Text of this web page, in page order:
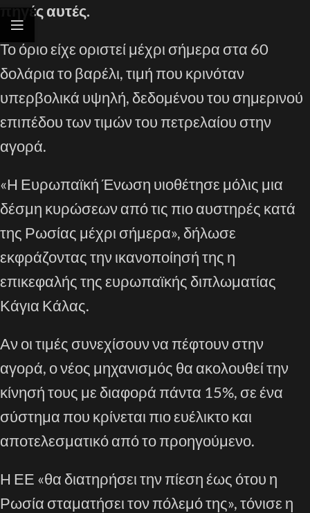
πηγές αυτές.
Το όριο είχε οριστεί μέχρι σήμερα στα 60
δολάρια το βαρέλι, τιμή που κρινόταν
υπερβολικά υψηλή, δεδομένου του σημερινού
επιπέδου των τιμών του πετρελαίου στην
αγορά.
«Η Ευρωπαϊκή Ένωση υιοθέτησε μόλις μια
δέσμη κυρώσεων από τις πιο αυστηρές κατά
της Ρωσίας μέχρι σήμερα», δήλωσε
εκφράζοντας την ικανοποίησή της η
επικεφαλής της ευρωπαϊκής διπλωματίας
Κάγια Κάλας.
Αν οι τιμές συνεχίσουν να πέφτουν στην
αγορά, ο νέος μηχανισμός θα ακολουθεί την
κίνησή τους με διαφορά πάντα 15%, σε ένα
σύστημα που κρίνεται πιο ευέλικτο και
αποτελεσματικό από το προηγούμενο.
Η ΕΕ «θα διατηρήσει την πίεση έως ότου η
Ρωσία σταματήσει τον πόλεμό της», τόνισε η